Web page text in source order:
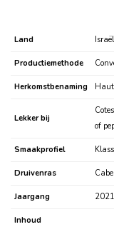
Land Israël
Productiemethode
Herkomstbenaming
Lekker bij
of
Smaakprofiel
Druivenras
Jaargang 2021
Inhoud